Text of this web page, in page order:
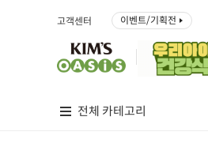
고객센터 이벤트/기획전
전체 카테고리